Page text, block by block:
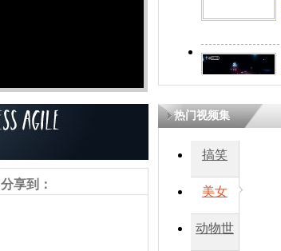
分享到：
热门视频集
搞笑
美女
动物世